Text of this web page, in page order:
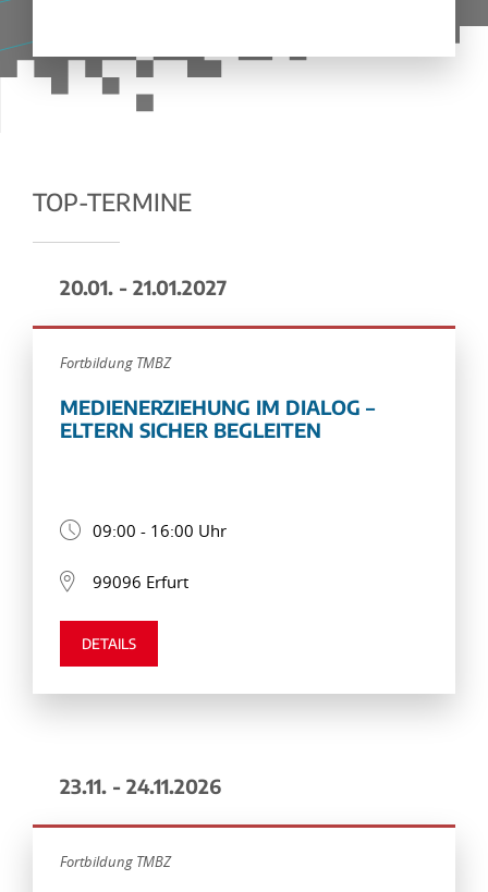
TOP-TERMINE
20.01. - 21.01.2027
Fortbildung TMBZ
MEDIENERZIEHUNG IM DIALOG –
ELTERN SICHER BEGLEITEN
09:00 - 16:00 Uhr
99096 Erfurt
DETAILS
23.11. - 24.11.2026
Fortbildung TMBZ